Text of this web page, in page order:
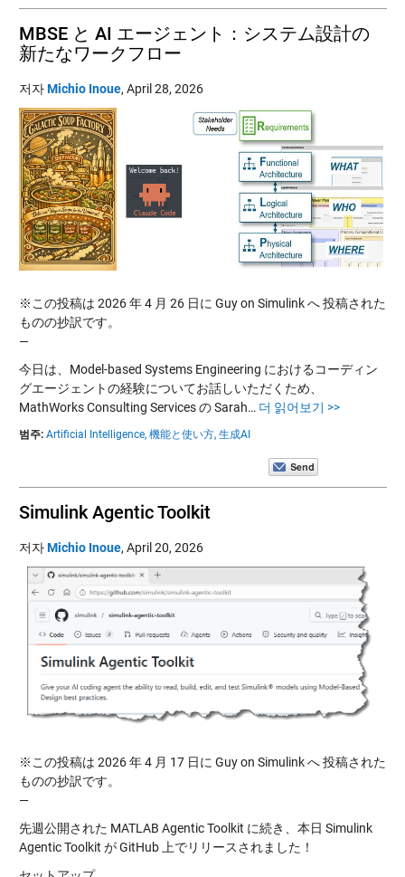
MBSE と AI エージェント：システム設計の
新たなワークフロー
저자Michio Inoue, April 28, 2026
※この投稿は 2026 年 4 月 26 日に Guy on Simulink へ 投稿された
ものの抄訳です。
—
今日は、Model-based Systems Engineering におけるコーディン
グエージェントの経験についてお話しいただくため、
MathWorks Consulting Services の Sarah… 더 읽어보기 >>
범주: Artificial Intelligence, 機能と使い方, 生成AI
Simulink Agentic Toolkit
저자Michio Inoue, April 20, 2026
※この投稿は 2026 年 4 月 17 日に Guy on Simulink へ 投稿された
ものの抄訳です。
—
先週公開された MATLAB Agentic Toolkit に続き、本日 Simulink
Agentic Toolkit が GitHub 上でリリースされました！